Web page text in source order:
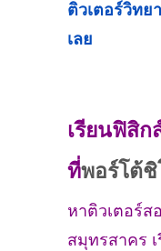
ติวเตอร์วิทย
เลย
เรียนฟิสิก
ที่พอร์โต้ชิ
หาติวเตอร์
สมุทรสาคร